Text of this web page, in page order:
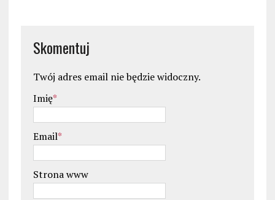
Skomentuj
Twój adres email nie będzie widoczny.
Imię*
Email*
Strona www